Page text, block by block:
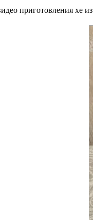
приготовления хе